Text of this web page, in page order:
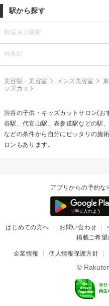
駅から探す
駒場東大前駅
神泉駅
美容院・美容室 メンズ美容室
ッズカット
渋谷の子供・キッズカットサロン(お
谷駅、代官山駅、表参道駅などの駅
などの条件から自分にピッタリの施
ロンもあります。
アプリからの予約な
はじめての方へ お問い合わせ
掲載ご希望
企業情報 個人情報保護方針
©